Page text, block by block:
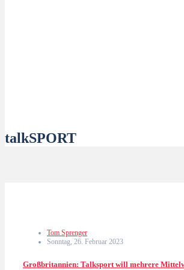
talkSPORT
Tom Sprenger
Sonntag, 26. Februar 2023
Großbritannien: Talksport will mehrere